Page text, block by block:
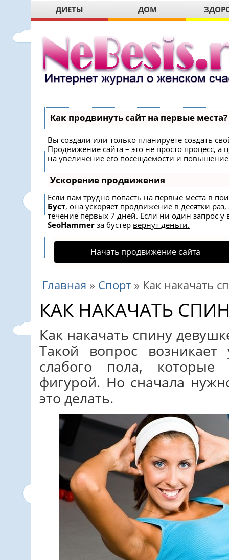
ДИЕТЫ ДОМ
Как продвинуть сайт на первые места?
Вы создали или только планируете создать
Продвижение сайта – это не просто процесс,
на увеличение его посещаемости и
Ускорение продвижения
Если вам трудно попасть на первые места в
Буст, она ускоряет продвижение в десятки
течение первых 7 дней. Если ни один запрос у
SeoHammer за бустер вернут деньги.
Начать продвижение сайта
Главная » Спорт » Как накачать
КАК НАКАЧАТЬ
Как накачать спину
Такой вопрос возникает
слабого пола, которые
фигурой. Но сначала
это делать.